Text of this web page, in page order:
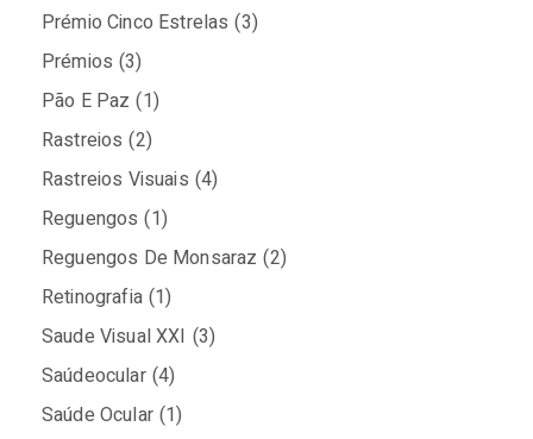
Prémio Cinco Estrelas (3)
Prémios (3)
Pão E Paz (1)
Rastreios (2)
Rastreios Visuais (4)
Reguengos (1)
Reguengos De Monsaraz (2)
Retinografia (1)
Saude Visual XXI (3)
Saúdeocular (4)
Saúde Ocular (1)